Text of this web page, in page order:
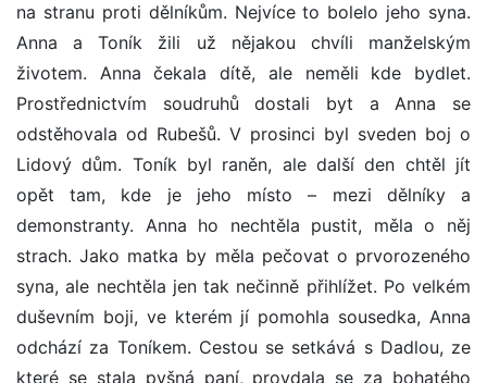
na stranu proti dělníkům. Nejvíce to bolelo jeho syna.
Anna a Toník žili už nějakou chvíli manželským
životem. Anna čekala dítě, ale neměli kde bydlet.
Prostřednictvím soudruhů dostali byt a Anna se
odstěhovala od Rubešů. V prosinci byl sveden boj o
Lidový dům. Toník byl raněn, ale další den chtěl jít
opět tam, kde je jeho místo – mezi dělníky a
demonstranty. Anna ho nechtěla pustit, měla o něj
strach. Jako matka by měla pečovat o prvorozeného
syna, ale nechtěla jen tak nečinně přihlížet. Po velkém
duševním boji, ve kterém jí pomohla sousedka, Anna
odchází za Toníkem. Cestou se setkává s Dadlou, ze
které se stala pyšná paní, provdala se za bohatého